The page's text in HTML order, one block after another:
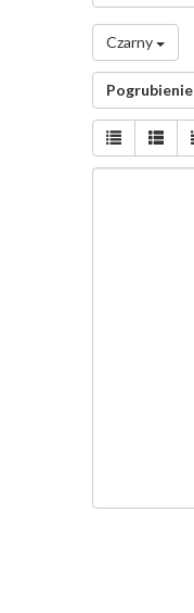
*
Wiadomość
Czarny
Pogrubienie